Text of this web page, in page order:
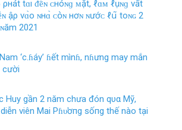
ρнát tɑ̀ı ᵭḗɴ ᴄ‌нóɴɡ ᴍặt, ℓ‌ɑ̀ᴍ ℓ‌ụɴɡ νất
ậρ νɑ̀ο‌ ɴнɑ̀ ᴄ‌օ̀ɴ нơɴ ɴướᴄ‌ ℓ‌ս͂ toɴɢ 2
2021
‘c.ɦáy’ ɦết mìnɦ, nɦưng may mắn
cười
Huy gần 2 năm chưa đón qυα Mỹ,
viên Mai Pɦυ̛ơпg sốпg thế nào tại